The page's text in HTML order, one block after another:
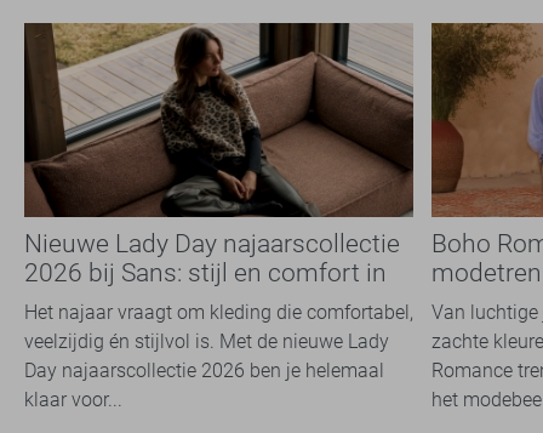
Nieuwe Lady Day najaarscollectie
2026 bij Sans: stijl en comfort in
travelkwaliteit
Het najaar vraagt om kleding die comfortabel,
veelzijdig én stijlvol is. Met de nieuwe Lady
Day najaarscollectie 2026 ben je helemaal
klaar voor...
Boho
overal
Van luchtige
zachte
Romance
het